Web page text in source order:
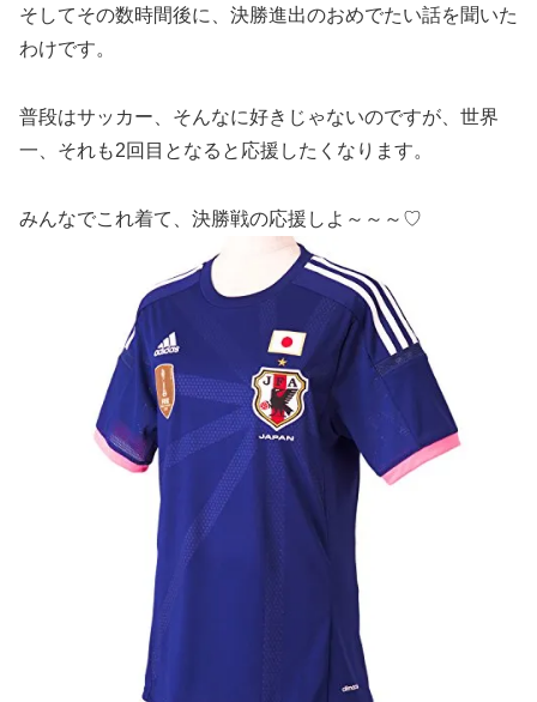
そしてその数時間後に、決勝進出のおめでたい話を聞いた
わけです。
普段はサッカー、そんなに好きじゃないのですが、世界
一、それも2回目となると応援したくなります。
みんなでこれ着て、決勝戦の応援しよ～～～♡